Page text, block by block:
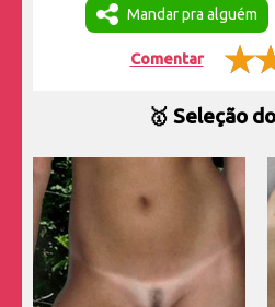
Mandar pra alguém
Comentar
🥇 Seleção